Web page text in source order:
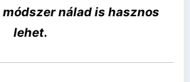
nálad is hasznos
lehet.